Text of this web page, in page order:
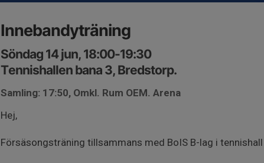
Innebandyträning
Söndag 14 jun, 18:00-19:30
Tennishallen bana 3, Bredstorp.
Samling: 17:50, Omkl. Rum OEM. Arena
Hej,
Försäsongsträning tillsammans med BoIS B-lag i tennishall